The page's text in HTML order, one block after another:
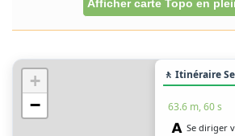
Afficher carte Topo en
+
−
🚶 Itinéraire
63.6 m, 60 s
Se diriger